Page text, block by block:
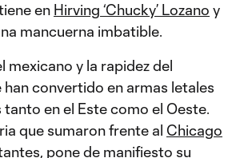
en Hirving ‘Chucky’ Lozano y
mancuerna imbatible.
mexicano y la rapidez del
convertido en armas letales
en el Este como el Oeste.
que sumaron frente al Chicago
pone de manifiesto su